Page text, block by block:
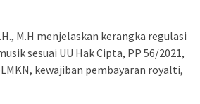
M.H menjelaskan kerangka regulasi
sesuai UU Hak Cipta, PP 56/2021,
kewajiban pembayaran royalti,